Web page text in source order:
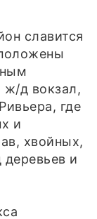
славится
ж/д вокзал,
где
и
хвойных,
и